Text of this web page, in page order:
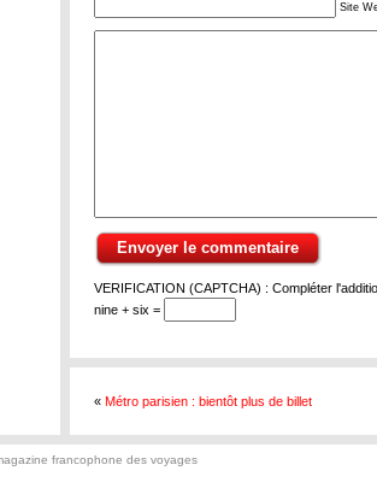
Site
VERIFICATION (CAPTCHA) : Compléter
nine + six =
« Métro parisien : bientôt plus de billet
francophone des voyages